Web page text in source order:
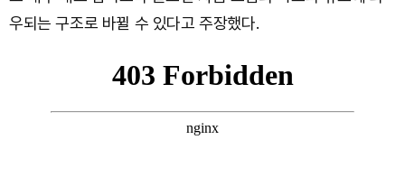
우되는 구조로 바뀔 수 있다고 주장했다.